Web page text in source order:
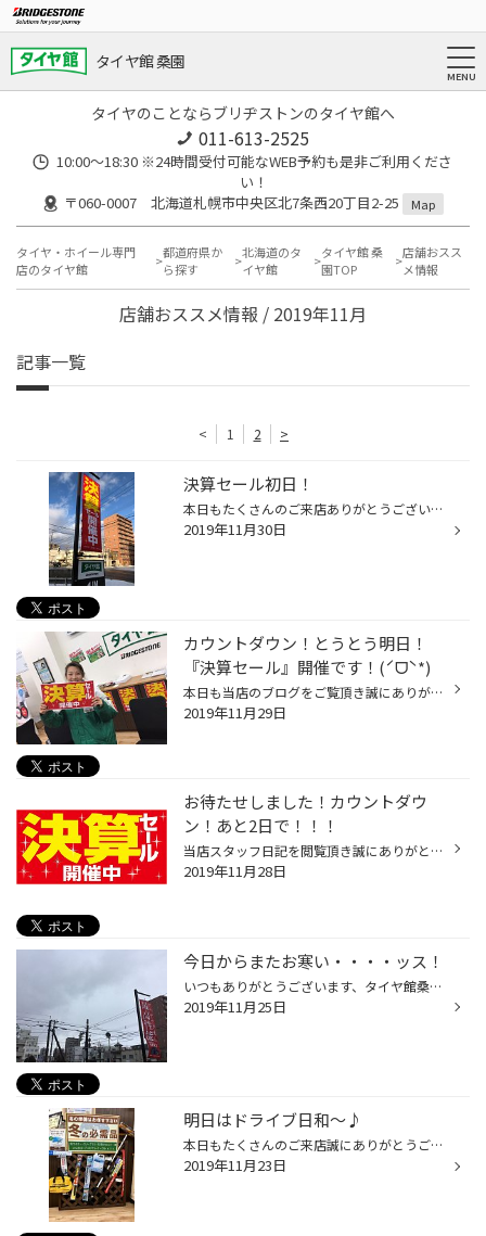
タイヤ館 桑園
タイヤのことならブリヂストンのタイヤ館へ
011-613-2525
10:00～18:30 ※24時間受付可能なWEB予約も是非ご利用くださ
い！
〒060-0007 北海道札幌市中央区北7条西20丁目2-25
Map
タイヤ・ホイール専門
店のタイヤ館
都道府県か
ら探す
北海道のタ
イヤ館
タイヤ館 桑
園TOP
店舗おスス
メ情報
店舗おススメ情報 / 2019年11月
記事一覧
< 1 2 >
決算セール初日！
本日もたくさんのご来店ありがとうございました！ 今日は天気も良く、昨日までツルツルだった道路も 大きい通りは路面が出てましたね(´∀｀*) 当店の目の前の東西方面への道路はガッチリ白いですが・・・(´ε｀；) さて！ 『決算セール』初日からたくさんの作業をご依頼頂きました！ 誠にありがとうご...
2019年11月30日
カウントダウン！とうとう明日！
『決算セール』開催です！(ˊᗜˋ*)
本日も当店のブログをご覧頂き誠にありがとうございます！ タイトルにもある通り・・・ 明日から『決算セール』が開催されます！ おっと、ご紹介が遅れました・・・11月より当店で受付を担当してくれているニューフェイス！ 「河嶋結花」さんです！笑顔が眩しい・・・！(*つ_⊂) 事前に仕事を教えて...
2019年11月29日
お待たせしました！カウントダウ
ン！あと2日で！！！
当店スタッフ日記を閲覧頂き誠にありがとうございます。 本日もタイヤ交換作業をたくさんさせて頂きました！ 積雪になり一時は吹雪きにもなり。。。 ご来店頂ける事は嬉しい事ですが反面、心配です。。。 これからタイヤ交換、お車のメンテナンスでご来店予定もお客様は 十分、お気を付けてご来店下...
2019年11月28日
今日からまたお寒い・・・・ッス！
いつもありがとうございます、タイヤ館桑園店ですっ！ 今日もタイヤ交換の予約はほぼ満タン状態ですが・・・・ あいにくのこのお天気ちゃん・・・・ ご来店の際は十分にお気をつけてください・・・・・ 元気なスタッフがお出迎えしてくれますのでっ♪ ん～、いい笑顔です。ワタシには毎日の癒しデス...
2019年11月25日
明日はドライブ日和～♪
本日もたくさんのご来店誠にありがとうございます。 今日も比較的暖かい日でしたね☀ 明日は気温15度の予想です！！ ドライブ日和ですね～！！ お車の冬支度はもうお済ですか？ タイヤ交換の他にも準備必要なアイテムがございます！ 当店でも商品ございますので スタッフ一同、お待ちしております✩ ...
2019年11月23日